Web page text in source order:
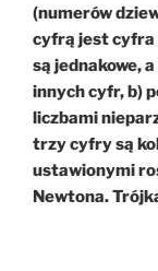
(numerów
cyfrą jest cyfra
są jednakowe,
innych cyfr, b)
liczbami
trzy cyfry są
ustawionymi
Newtona.